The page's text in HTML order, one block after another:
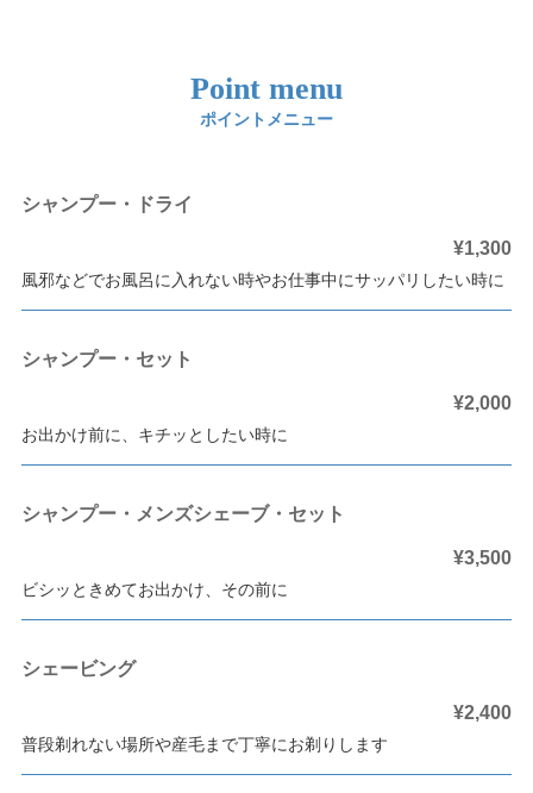
Point menu
ポイントメニュー
シャンプー・ドライ
¥1,300
風邪などでお風呂に入れない時やお仕事中にサッパリしたい時に
シャンプー・セット
¥2,000
お出かけ前に、キチッとしたい時に
シャンプー・メンズシェーブ・セット
¥3,500
ビシッときめてお出かけ、その前に
シェービング
¥2,400
普段剃れない場所や産毛まで丁寧にお剃りします